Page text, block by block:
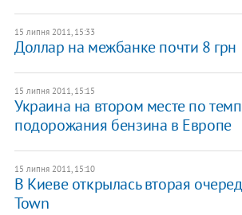
15 липня 2011, 15:33
Доллар на межбанке почти 8 грн
15 липня 2011, 15:15
Украина на втором месте по
подорожания бензина в Европе
15 липня 2011, 15:10
В Киеве открылась вторая
Town